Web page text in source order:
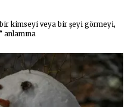
kimseyi veya bir şeyi görmeyi,
anlamına